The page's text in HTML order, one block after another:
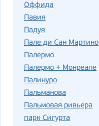
Оффида
Павия
Падуя
Пале ди Сан Мартино
Палермо
Палермо + Монреале
Палинуро
Пальманова
Пальмовая ривьера
парк Сигурта